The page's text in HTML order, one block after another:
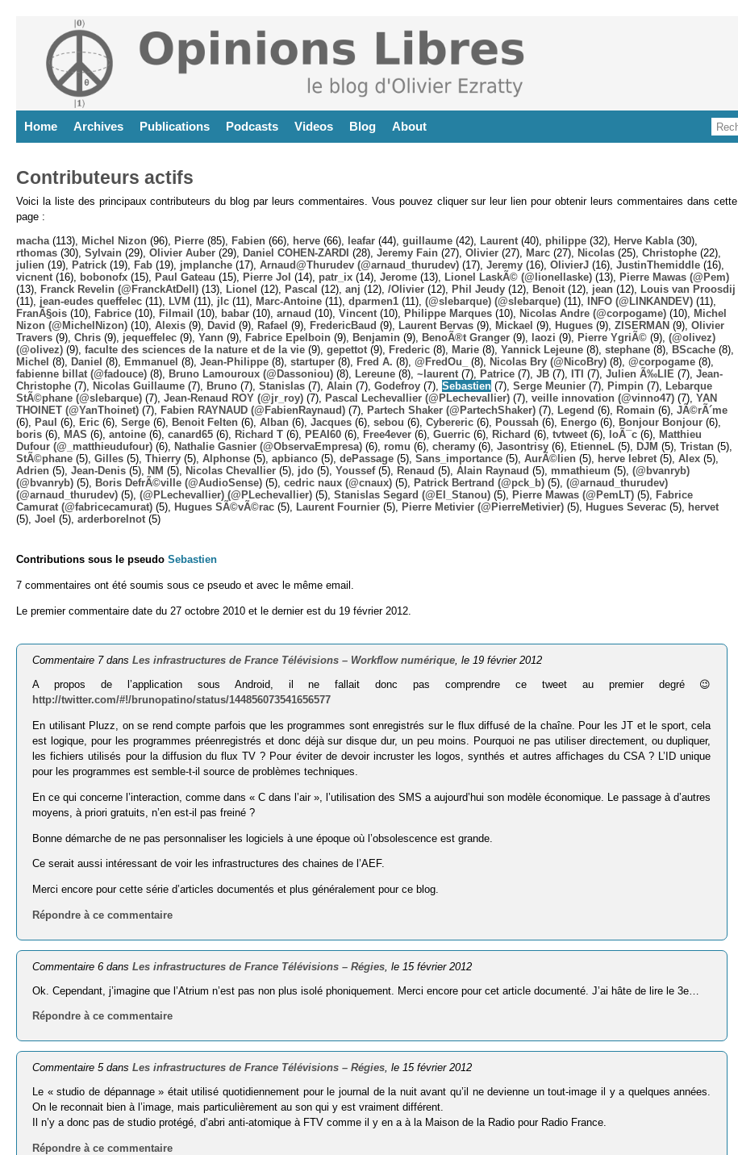
Home Archives Publications Podcasts Videos Blog About
Contributeurs actifs
Voici la liste des principaux contributeurs du blog par leurs commentaires. Vous pouvez cliquer sur leur lien pour obtenir leurs commentaires dans cette
page :
macha (113), Michel Nizon (96), Pierre (85), Fabien (66), herve (66), leafar (44), guillaume (42), Laurent (40), philippe (32), Herve Kabla (30),
rthomas (30), Sylvain (29), Olivier Auber (29), Daniel COHEN-ZARDI (28), Jeremy Fain (27), Olivier (27), Marc (27), Nicolas (25), Christophe (22),
julien (19), Patrick (19), Fab (19), jmplanche (17), Arnaud@Thurudev (@arnaud_thurudev) (17), Jeremy (16), OlivierJ (16), JustinThemiddle (16),
vicnent (16), bobonofx (15), Paul Gateau (15), Pierre Jol (14), patr_ix (14), Jerome (13), Lionel LaskÃ© (@lionellaske) (13),
Pierre Mawas (@Pem)
(13),
Franck Revelin (@FranckAtDell) (13), Lionel (12), Pascal (12), anj (12), /Olivier (12), Phil Jeudy (12), Benoit (12), jean (12),
Louis van Proosdij
(11), jean-eudes queffelec (11), LVM (11), jlc (11), Marc-Antoine (11), dparmen1 (11), (@slebarque) (@slebarque) (11), INFO (@LINKANDEV) (11),
FranÃ§ois (10), Fabrice (10), Filmail (10), babar (10), arnaud (10), Vincent (10), Philippe Marques (10), Nicolas Andre (@corpogame) (10),
Michel
Nizon (@MichelNizon) (10), Alexis (9), David (9), Rafael (9), FredericBaud (9), Laurent Bervas (9), Mickael (9), Hugues (9), ZISERMAN (9), Olivier
Travers (9), Chris (9), jequeffelec (9), Yann (9), Fabrice Epelboin (9), Benjamin (9), BenoÃ®t Granger (9), laozi (9), Pierre YgriÃ© (9), (@olivez)
(@olivez) (9), faculte des sciences de la nature et de la vie (9), gepettot (9), Frederic (8), Marie (8), Yannick Lejeune (8), stephane (8), BScache (8),
Michel (8), Daniel (8), Emmanuel (8), Jean-Philippe (8), startuper (8), Fred A. (8), @FredOu_ (8), Nicolas Bry (@NicoBry) (8), @corpogame (8),
fabienne billat (@fadouce) (8), Bruno Lamouroux (@Dassoniou) (8), Lereune (8), ~laurent (7), Patrice (7), JB (7), ITI (7), Julien Ã‰LIE (7), Jean-
Christophe (7), Nicolas Guillaume (7), Bruno (7), Stanislas (7), Alain (7), Godefroy (7), Sebastien (7), Serge Meunier (7), Pimpin (7),
Lebarque
StÃ©phane (@slebarque) (7), Jean-Renaud ROY (@jr_roy) (7), Pascal Lechevallier (@PLechevallier) (7), veille innovation (@vinno47) (7), YAN
THOINET (@YanThoinet) (7), Fabien RAYNAUD (@FabienRaynaud) (7), Partech Shaker (@PartechShaker) (7), Legend (6), Romain (6), JÃ©rÃ´me
(6),
Paul (6), Eric (6), Serge (6), Benoit Felten (6), Alban (6), Jacques (6), sebou (6), Cybereric (6), Poussah (6), Energo (6), Bonjour Bonjour (6),
boris (6), MAS (6), antoine (6), canard65 (6), Richard T (6), PEAI60 (6), Free4ever (6), Guerric (6), Richard (6), tvtweet (6), loÃ¯c (6),
Matthieu
Dufour (@_matthieudufour) (6), Nathalie Gasnier (@ObservaEmpresa) (6), romu (6), cheramy (6), Jasontrisy (6), EtienneL (5), DJM (5), Tristan (5),
StÃ©phane (5), Gilles (5), Thierry (5), Alphonse (5), apbianco (5), dePassage (5), Sans_importance (5), AurÃ©lien (5), herve lebret (5), Alex (5),
Adrien (5), Jean-Denis (5), NM (5), Nicolas Chevallier (5), jdo (5), Youssef(5), Renaud (5), Alain Raynaud (5), mmathieum (5), (@bvanryb)
(@bvanryb) (5), Boris DefrÃ©ville (@AudioSense) (5), cedric naux (@cnaux) (5), Patrick Bertrand (@pck_b) (5), (@arnaud_thurudev)
(@arnaud_thurudev) (5), (@PLechevallier) (@PLechevallier) (5), Stanislas Segard (@El_Stanou) (5), Pierre Mawas (@PemLT) (5),
Fabrice
Camurat (@fabricecamurat) (5), Hugues SÃ©vÃ©rac (5), Laurent Fournier (5), Pierre Metivier (@PierreMetivier) (5), Hugues Severac (5),
hervet
(5), Joel (5), arderborelnot (5)
Contributions sous le pseudo Sebastien
7 commentaires ont été soumis sous ce pseudo et avec le même email.
Le premier commentaire date du 27 octobre 2010 et le dernier est du 19 février 2012.
Commentaire 7 dansLes infrastructures de France Télévisions – Workflow numérique, le 19 février 2012
A propos de l’application sous Android, il ne fallait donc pas comprendre ce tweet au premier degré 😉
http://twitter.com/#!/brunopatino/status/144856073541656577
En utilisant Pluzz, on se rend compte parfois que les programmes sont enregistrés sur le flux diffusé de la chaîne. Pour les JT et le sport, cela
est logique, pour les programmes préenregistrés et donc déjà sur disque dur, un peu moins. Pourquoi ne pas utiliser directement, ou dupliquer,
les fichiers utilisés pour la diffusion du flux TV ? Pour éviter de devoir incruster les logos, synthés et autres affichages du CSA ? L’ID unique
pour les programmes est semble-t-il source de problèmes techniques.
En ce qui concerne l’interaction, comme dans « C dans l’air », l’utilisation des SMS a aujourd’hui son modèle économique. Le passage à d’autres
moyens, à priori gratuits, n’en est-il pas freiné ?
Bonne démarche de ne pas personnaliser les logiciels à une époque où l’obsolescence est grande.
Ce serait aussi intéressant de voir les infrastructures des chaines de l’AEF.
Merci encore pour cette série d’articles documentés et plus généralement pour ce blog.
Répondre à ce commentaire
Commentaire 6 dansLes infrastructures de France Télévisions – Régies , le 15 février 2012
Ok. Cependant, j’imagine que l’Atrium n’est pas non plus isolé phoniquement. Merci encore pour cet article documenté. J’ai hâte de lire le 3e…
Répondre à ce commentaire
Commentaire 5 dansLes infrastructures de France Télévisions – Régies, le 15 février 2012
Le « studio de dépannage » était utilisé quotidiennement pour le journal de la nuit avant qu’il ne devienne un tout-image il y a quelques années.
On le reconnait bien à l’image, mais particulièrement au son qui y est vraiment différent.
Il n’y a donc pas de studio protégé, d’abri anti-atomique à FTV comme il y en a à la Maison de la Radio pour Radio France.
Répondre à ce commentaire